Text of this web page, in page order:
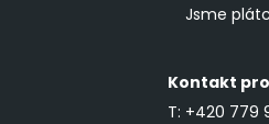
Jsme
Kontakt
T: +420 779